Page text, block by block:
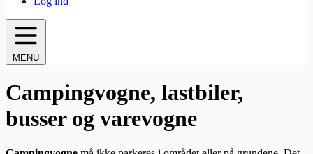
MENU
Campingvogne, lastbiler,
busser og varevogne